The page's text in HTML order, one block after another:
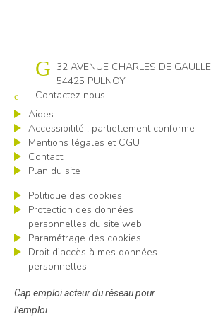
Cap emploi 54
32 AVENUE CHARLES DE GAULLE
54425 PULNOY
Contactez-nous
Aides
Accessibilité : partiellement conforme
Mentions légales et CGU
Contact
Plan du site
Politique des cookies
Protection des données
personnelles du site web
Paramétrage des cookies
Droit d’accès à mes données
personnelles
Cap emploi acteur du réseau pour
l’emploi